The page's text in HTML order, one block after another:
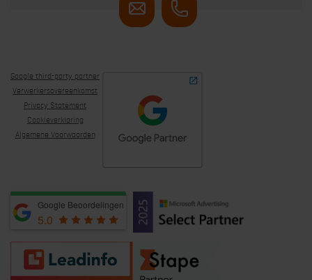
Google third-party partner
Verwerkersovereenkomst
Privacy Statement
Cookieverklaring
Algemene Voorwaarden
Google Beoordelingen
5.0